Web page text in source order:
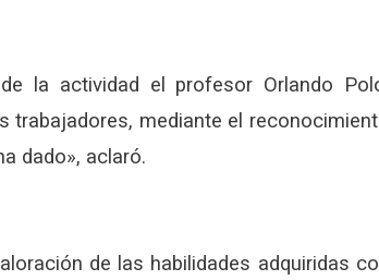
la actividad el profesor Orlando
trabajadores, mediante el
dado», aclaró.
de las habilidades adquiridas